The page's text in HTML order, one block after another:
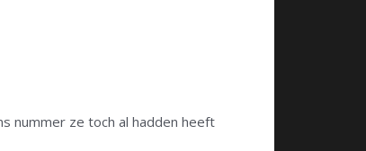
nummer ze toch al hadden heeft